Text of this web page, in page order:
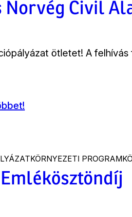
Norvég Civil
ötletet! A
Alap)
KÖRNYEZETI PROGRAM
Emlékösztöndíj